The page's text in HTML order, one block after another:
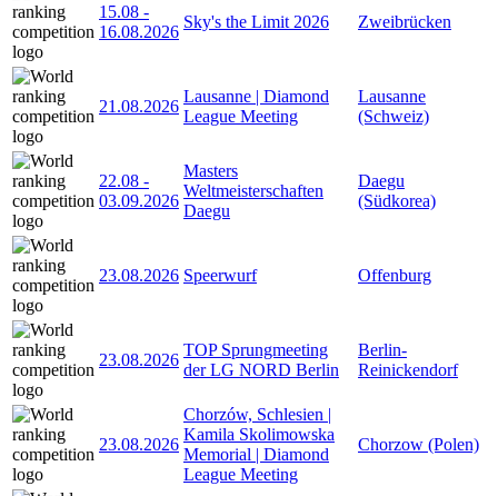
15.08 -
16.08.2026
Sky's the Limit 2026 Zweibrücken
21.08.2026
Lausanne | Diamond
League Meeting
Lausanne
(Schweiz)
22.08 -
03.09.2026
Masters
Weltmeisterschaften
Daegu
Daegu
(Südkorea)
23.08.2026 Speerwurf Offenburg
23.08.2026
TOP Sprungmeeting
der LG NORD Berlin
Berlin-
Reinickendorf
23.08.2026
Chorzów, Schlesien |
Kamila Skolimowska
Memorial | Diamond
League Meeting
Chorzow (Polen)